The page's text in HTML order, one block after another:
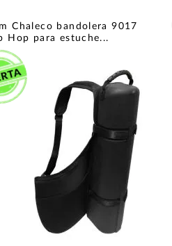
wishlist
Chaleco bandolera 9017
Hop para estuche...